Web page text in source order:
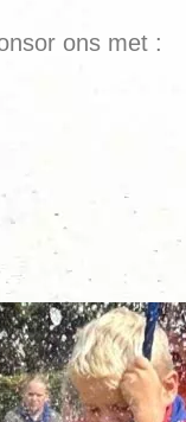
ons met :